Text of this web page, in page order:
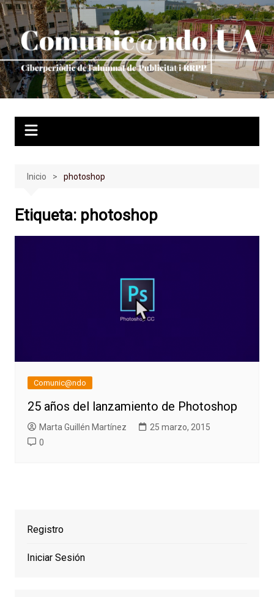
Saltar
al
contenido
Inicio photoshop
Etiqueta: photoshop
Comunic@ndo
25 años del lanzamiento de Photoshop
Marta Guillén Martínez
25 marzo, 2015
0
Registro
Iniciar Sesión